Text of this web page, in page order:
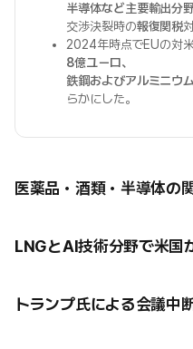
半導体など主要輸出分
交渉決裂時の報復関税
2024年時点でEUの対
8億ユーロ、
鉄鋼およびアルミニウ
らかにした。
医薬品・酒類・半導体の
LNGとAI技術分野で米国
トランプ氏による会議中